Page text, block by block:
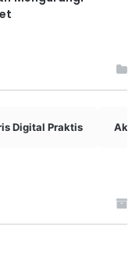
Digital Praktis